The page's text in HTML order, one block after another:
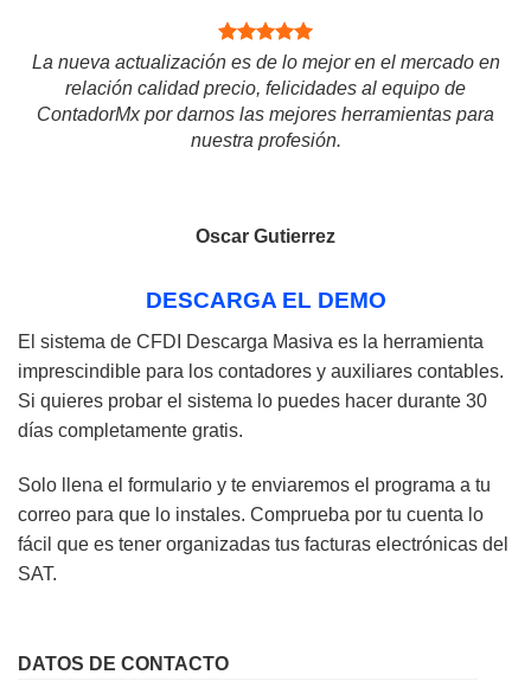
La nueva actualización es de lo mejor en el mercado en
relación calidad precio, felicidades al equipo de
ContadorMx por darnos las mejores herramientas para
nuestra profesión.
Oscar Gutierrez
DESCARGA EL DEMO
El sistema de CFDI Descarga Masiva es la herramienta
imprescindible para los contadores y auxiliares contables.
Si quieres probar el sistema lo puedes hacer durante 30
días completamente gratis.
Solo llena el formulario y te enviaremos el programa a tu
correo para que lo instales. Comprueba por tu cuenta lo
fácil que es tener organizadas tus facturas electrónicas del
SAT.
DATOS DE CONTACTO